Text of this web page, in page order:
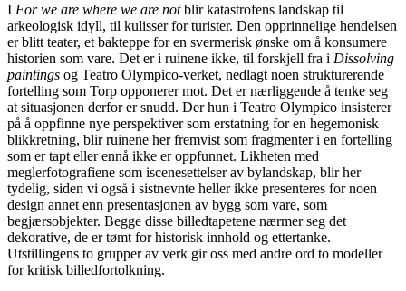
I For we are where we are notblir katastrofens landskap til
arkeologisk idyll, til kulisser for turister. Den opprinnelige hendelsen
er blitt teater, et bakteppe for en svermerisk ønske om å konsumere
historien som vare. Det er i ruinene ikke, til forskjell fra i Dissolving
paintings og Teatro Olympico-verket, nedlagt noen strukturerende
fortelling som Torp opponerer mot. Det er nærliggende å tenke seg
at situasjonen derfor er snudd. Der hun i Teatro Olympico insisterer
på å oppfinne nye perspektiver som erstatning for en hegemonisk
blikkretning, blir ruinene her fremvist som fragmenter i en fortelling
som er tapt eller ennå ikke er oppfunnet. Likheten med
meglerfotografiene som iscenesettelser av bylandskap, blir her
tydelig, siden vi også i sistnevnte heller ikke presenteres for noen
design annet enn presentasjonen av bygg som vare, som
begjærsobjekter. Begge disse billedtapetene nærmer seg det
dekorative, de er tømt for historisk innhold og ettertanke.
Utstillingens to grupper av verk gir oss med andre ord to modeller
for kritisk billedfortolkning.